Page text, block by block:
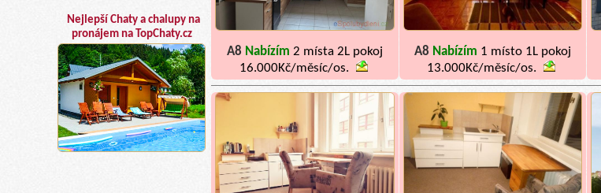
Nejlepší Chaty a chalupy na
pronájem na TopChaty.cz
A8 Nabízím 2 místa 2L pokoj
16.000Kč/měsíc/os.
A8 Nabízím 1 místo 1L pokoj
13.000Kč/měsíc/os.